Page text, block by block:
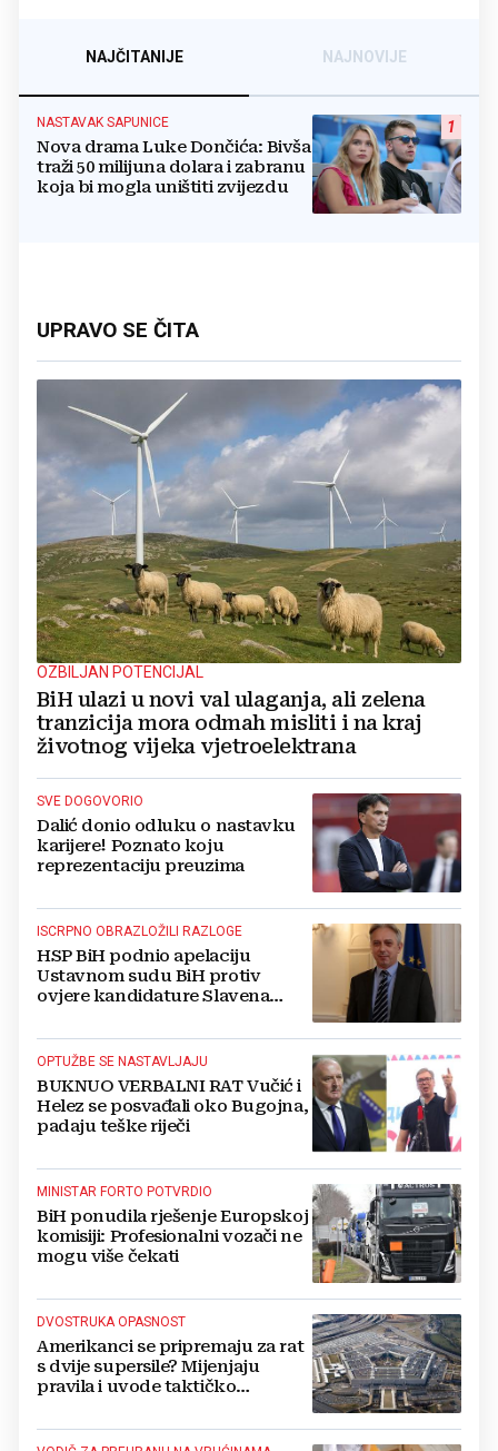
NAJČITANIJE NAJNOVIJE
1
NASTAVAK SAPUNICE
Nova drama Luke Dončića: Bivša
traži 50 milijuna dolara i zabranu
koja bi mogla uništiti zvijezdu
UPRAVO SE ČITA
OZBILJAN POTENCIJAL
BiH ulazi u novi val ulaganja, ali zelena
tranzicija mora odmah misliti i na kraj
životnog vijeka vjetroelektrana
SVE DOGOVORIO
Dalić donio odluku o nastavku
karijere! Poznato koju
reprezentaciju preuzima
ISCRPNO OBRAZLOŽILI RAZLOGE
HSP BiH podnio apelaciju
Ustavnom sudu BiH protiv
ovjere kandidature Slavena
OPTUŽBE SE NASTAVLJAJU
BUKNUO VERBALNI RAT Vučić i
Helez se posvađali oko Bugojna,
padaju teške riječi
MINISTAR FORTO POTVRDIO
BiH ponudila rješenje Europskoj
komisiji: Profesionalni vozači ne
mogu više čekati
DVOSTRUKA OPASNOST
Amerikanci se pripremaju za rat
s dvije supersile? Mijenjaju
pravila i uvode taktičko